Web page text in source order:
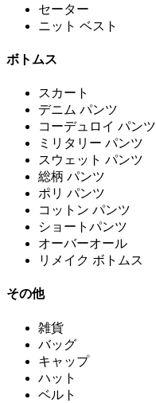
セーター
ニット ベスト
ボトムス
スカート
デニム パンツ
コーデュロイ パンツ
ミリタリー パンツ
スウェット パンツ
総柄 パンツ
ポリ パンツ
コットン パンツ
ショートパンツ
オーバーオール
リメイク ボトムス
その他
雑貨
バッグ
キャップ
ハット
ベルト